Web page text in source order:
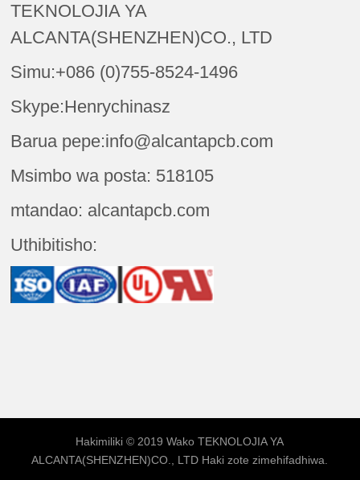
TEKNOLOJIA YA
ALCANTA(SHENZHEN)CO., LTD
Simu:+086 (0)755-8524-1496
Skype:Henrychinasz
Barua pepe:info@alcantapcb.com
Msimbo wa posta: 518105
mtandao: alcantapcb.com
Uthibitisho:
Hakimiliki © 2019 WakoTEKNOLOJIA YA
ALCANTA(SHENZHEN)CO., LTD Haki zote zimehifadhiwa.